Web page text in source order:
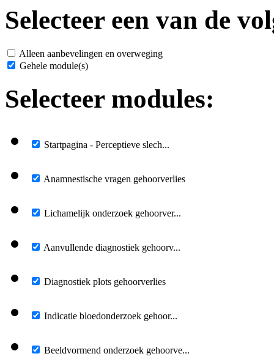
Selecteer een van de
Alleen aanbevelingen en overweging
Gehele module(s)
Selecteer modules:
Startpagina - Perceptieve slech...
Anamnestische vragen gehoorverlies
Lichamelijk onderzoek gehoorver...
Aanvullende diagnostiek gehoorv...
Diagnostiek plots gehoorverlies
Indicatie bloedonderzoek gehoor...
Beeldvormend onderzoek gehoorve...